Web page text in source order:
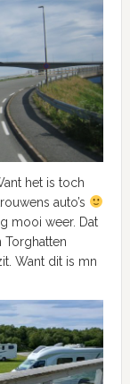
het is toch
auto’s
mooi weer. Dat
Torghatten
Want dit is mn